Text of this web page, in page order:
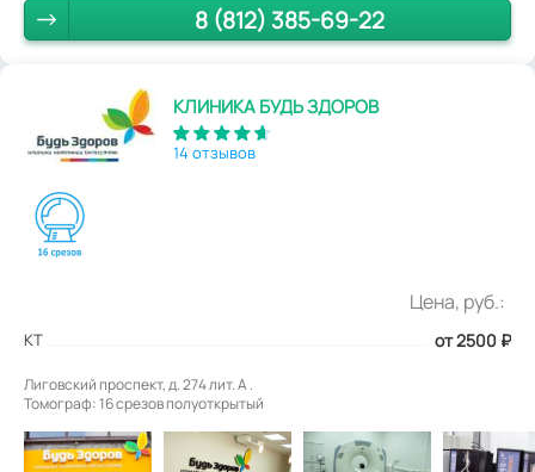
8 (812) 385-69-22
КЛИНИКА БУДЬ ЗДОРОВ
14 отзывов
Цена, руб.:
КТ от 2500 ₽
Лиговский проспект, д. 274 лит. А .
Томограф: 16 срезов полуоткрытый